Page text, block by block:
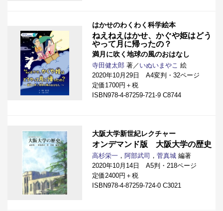
はかせのわくわく科学絵本
ねえねえはかせ、かぐや姫はどう
やって月に帰ったの？
満月に吹く地球の風のおはなし
寺田健太郎 著／ いぬいまやこ 絵
2020年10月29日 A4変判・32ページ
定価1700円＋税
ISBN978-4-87259-721-9 C8744
大阪大学新世紀レクチャー
オンデマンド版 大阪大学の歴史
高杉栄一 ， 阿部武司 ， 菅真城 編著
2020年10月14日 A5判・218ページ
定価2400円＋税
ISBN978-4-87259-724-0 C3021